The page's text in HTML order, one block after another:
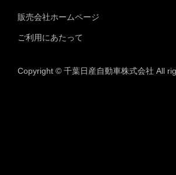
販売会社ホームページ
ご利用にあたって
Copyright © 千葉日産自動車株式会社 All